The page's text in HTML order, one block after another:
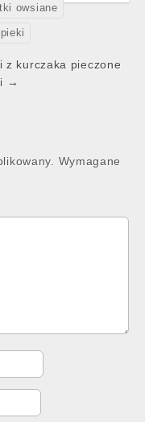
owsiane
z kurczaka pieczone
→
Wymagane